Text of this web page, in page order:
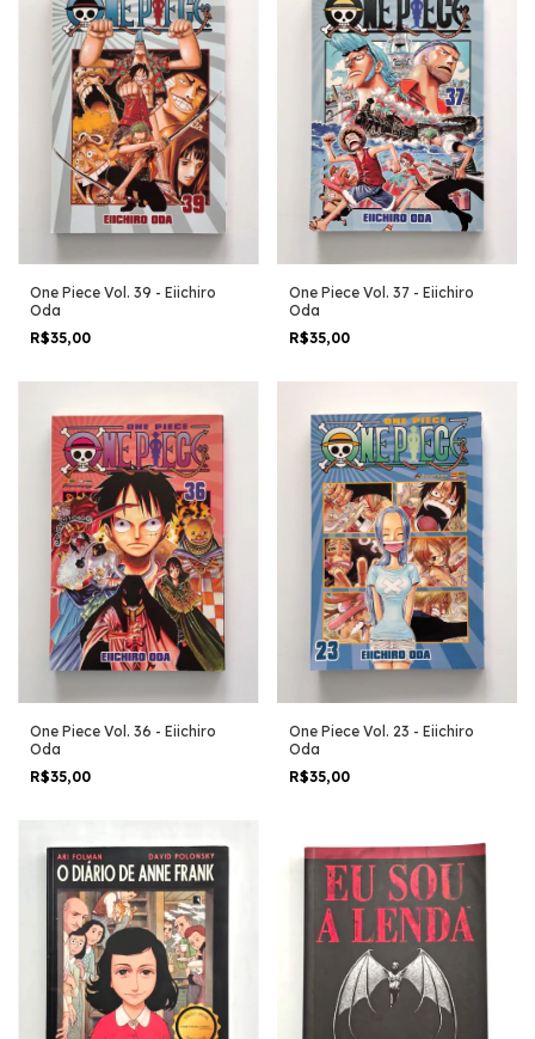
One Piece Vol. 39 - Eiichiro
Oda
R$35,00
One Piece Vol. 37 - Eiichiro
Oda
R$35,00
One Piece Vol. 36 - Eiichiro
Oda
R$35,00
One Piece Vol. 23 - Eiichiro
Oda
R$35,00